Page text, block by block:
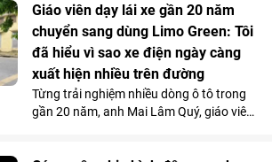
chiến thưởng thức show diễn “Đất Nước
Thiên Hùng Ca” tại Vinpearl Theatre
Ocean City. Phản hồi xúc động của chính
những người từng đi qua chiến tranh đã
góp phần khẳng định ý nghĩa nhân văn
và giá trị lan tỏa của tác phẩm nghệ
thuật lấy cảm hứng từ hơn 4.000 năm
Giáo viên dạy lái xe gần 20 năm
chuyển sang dùng Limo Green: Tôi
đã hiểu vì sao xe điện ngày càng
xuất hiện nhiều trên đường
Từng trải nghiệm nhiều dòng ô tô trong
gần 20 năm, anh Mai Lâm Quý, giáo viên